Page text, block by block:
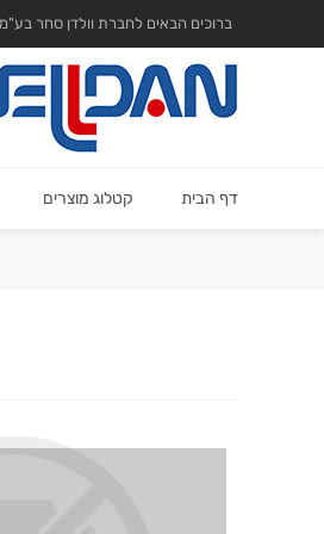
ברוכים הבאים לחברת וולדן סחר בע"מ
דף הבית קטלוג מוצרים